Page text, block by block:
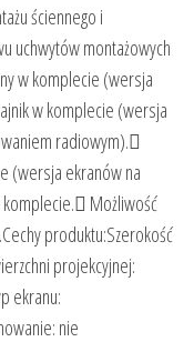
ściennego i
uchwytów montażowych
w komplecie (wersja
w komplecie (wersja
radiowym).
(wersja ekranów na
komplecie. Możliwość
produktu:Szerokość
projekcyjnej:
ekranu:
nie